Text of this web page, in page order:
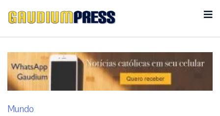
Mundo